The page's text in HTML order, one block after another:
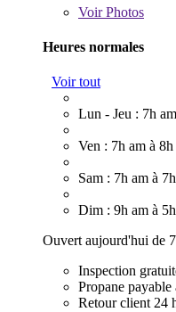
VoirPhotos
Heures normales
Voir tout
Lun - Jeu : 7h
Ven : 7h am à
Sam : 7h am à
Dim : 9h am à
Ouvert aujourd'hui de
Inspection
Propane payable
Retour client 24